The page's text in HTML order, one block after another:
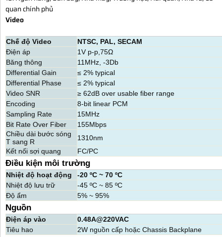
quan chính phủ
Video
Chế độ Video
NTSC, PAL, SECAM
Điện áp
1V p-p,75Ω
Băng thông
11MHz, -3Db
Differential Gain
≤ 2% typical
Differential Phase
≤ 2% typical
Video SNR
≥ 62dB over usable fiber range
Encoding
8-bit linear PCM
Sampling Rate
15MHz
Bit Rate Over Fiber
155Mbps
Chiều dài bước sóng
T sang R
1310nm
Kết nối sợi quang
FC/PC
Điều kiện môi trường
Nhiệt độ hoạt động
-20 ºC ~ 70 ºC
Nhiệt độ lưu trữ
-45 ºC ~ 85 ºC
Độ ẩm
5% ~ 95%
Nguồn
Điện áp vào
0.48A@220VAC
Tiêu hao
2W nguồn cấp hoặc Chassis Backplane